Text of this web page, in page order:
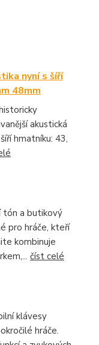
nyní s šíří
48mm
akustická
hmatníku: 43,
tón a butikový
pro hráče, kteří
kombinuje
číst celé
klávesy
hráče.